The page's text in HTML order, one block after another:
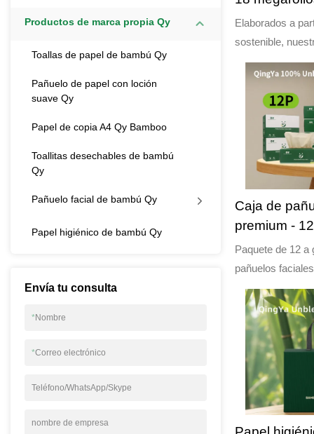
Productos de marca propia Qy
Toallas de papel de bambú Qy
Pañuelo de papel con loción
suave Qy
Papel de copia A4 Qy Bamboo
Toallitas desechables de bambú
Qy
Pañuelo facial de bambú Qy
Papel higiénico de bambú Qy
Envía tu consulta
*Nombre
*Correo electrónico
Teléfono/WhatsApp/Skype
nombre de empresa
4410 hojas
Elaborados a
sostenible,
solo son
también
Cada rollo está
brindar
garantiza una
con cada uso.
Caja de
premium -
natural sin
Respetuoso
Paquete de 12 a
pañuelos
por paquete y
pañuelo mide
compacta mide
materiales de
capas, es